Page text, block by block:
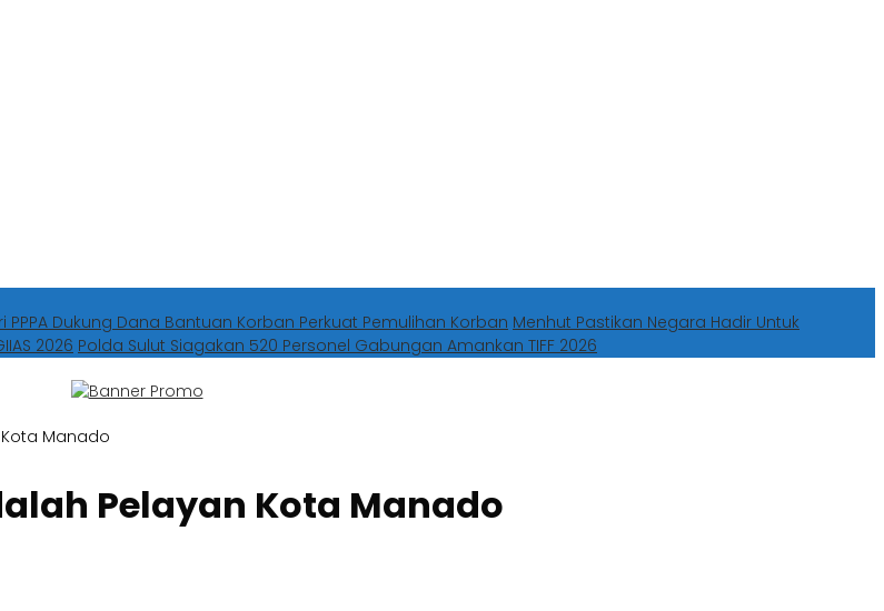
PPPA Dukung Dana Bantuan Korban Perkuat Pemulihan Korban Menhut Pastikan Negara Hadir Untuk
2026 Polda Sulut Siagakan 520 Personel Gabungan Amankan TIFF 2026
Manado
Pelayan Kota Manado